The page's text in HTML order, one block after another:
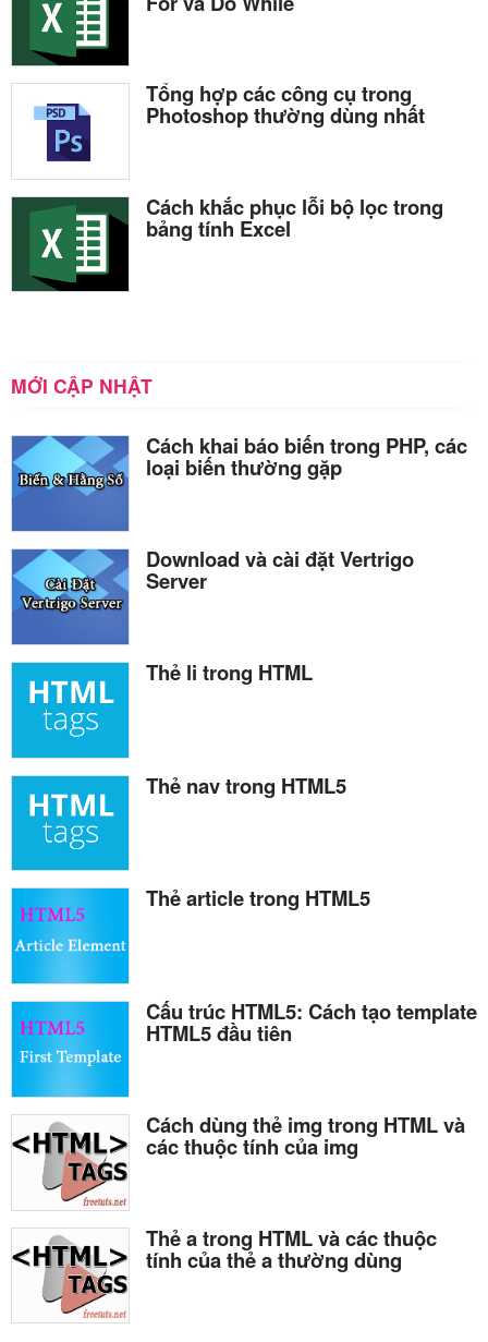
Tổng hợp các công cụ trong
Photoshop thường dùng nhất
Cách khắc phục lỗi bộ lọc trong
bảng tính Excel
MỚI CẬP NHẬT
Cách khai báo biến trong PHP, các
loại biến thường gặp
Download và cài đặt Vertrigo
Server
Thẻ li trong HTML
Thẻ nav trong HTML5
Thẻ article trong HTML5
Cấu trúc HTML5: Cách tạo template
HTML5 đầu tiên
Cách dùng thẻ img trong HTML và
các thuộc tính của img
Thẻ a trong HTML và các thuộc
tính của thẻ a thường dùng